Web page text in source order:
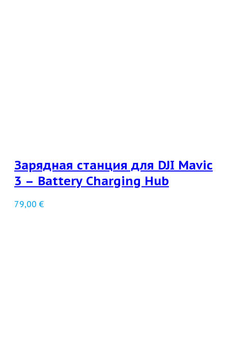
Зарядная станция для DJI Mavic
3 – Battery Charging Hub
79,00 €